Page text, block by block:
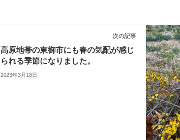
次の記事
高原地帯の東御市にも春の気配が感じ
られる季節になりました。
2023年3月18日